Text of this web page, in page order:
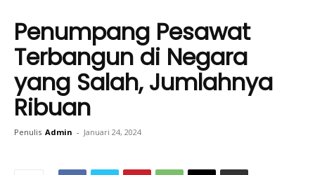
Penumpang Pesawat
Terbangun di Negara
yang Salah, Jumlahnya
Ribuan
Penulis Admin - Januari 24, 2024